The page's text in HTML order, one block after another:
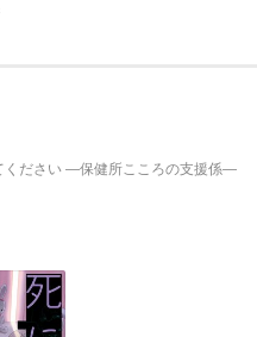
ください ―保健所こころの支援係―